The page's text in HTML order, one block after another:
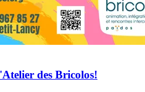
des Bricolos!